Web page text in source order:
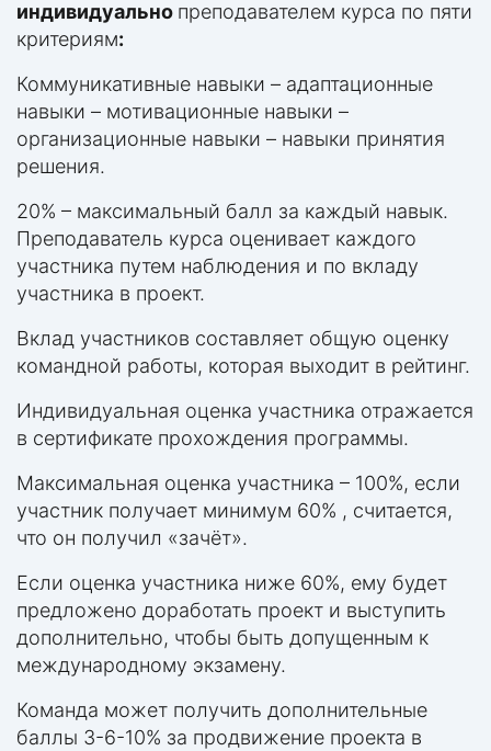
индивидуально преподавателем курса по пяти
критериям:
Коммуникативные навыки – адаптационные
навыки – мотивационные навыки –
организационные навыки – навыки принятия
решения.
20% – максимальный балл за каждый навык.
Преподаватель курса оценивает каждого
участника путем наблюдения и по вкладу
участника в проект.
Вклад участников составляет общую оценку
командной работы, которая выходит в рейтинг.
Индивидуальная оценка участника отражается
в сертификате прохождения программы.
Максимальная оценка участника – 100%, если
участник получает минимум 60% , считается,
что он получил «зачёт».
Если оценка участника ниже 60%, ему будет
предложено доработать проект и выступить
дополнительно, чтобы быть допущенным к
международному экзамену.
Команда может получить дополнительные
баллы 3-6-10% за продвижение проекта в